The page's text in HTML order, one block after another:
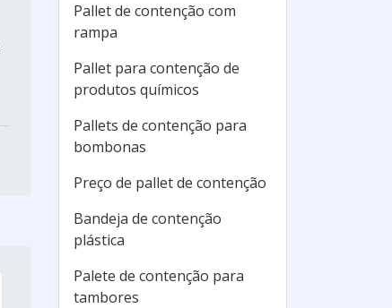
Pallet de contenção com
rampa
Pallet para contenção de
produtos químicos
Pallets de contenção para
bombonas
Preço de pallet de contenção
Bandeja de contenção
plástica
Palete de contenção para
tambores